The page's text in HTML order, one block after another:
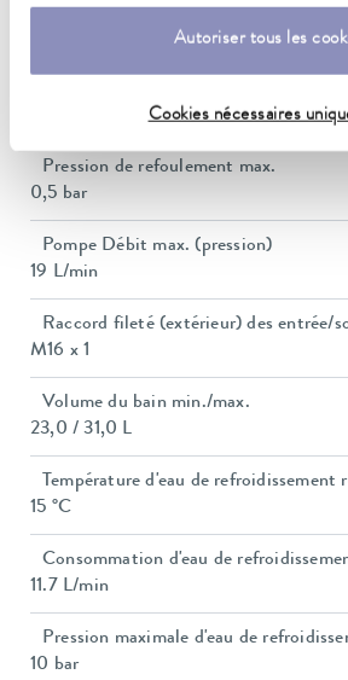
Autoriser tous les
Cookies nécessaires
Puissance absorbée max.
Pression de refoulement max.
0,5 bar
Pompe Débit max. (pression)
19 L/min
Raccord fileté (extérieur) des entrée/
M16 x 1
Volume du bain min./max.
23,0 / 31,0 L
Température d'eau de refroidissement
15 °C
Consommation d'eau de
11.7 L/min
Pression maximale d'eau de
10 bar